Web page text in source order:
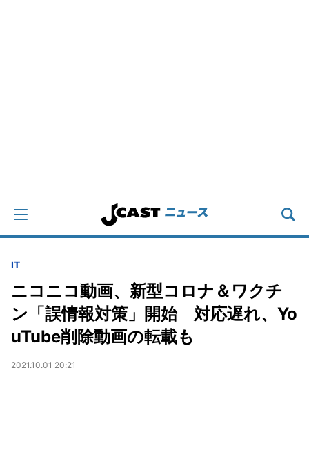
IT
ニコニコ動画、新型コロナ＆ワクチ
ン「誤情報対策」開始 対応遅れ、Yo
uTube削除動画の転載も
2021.10.01 20:21